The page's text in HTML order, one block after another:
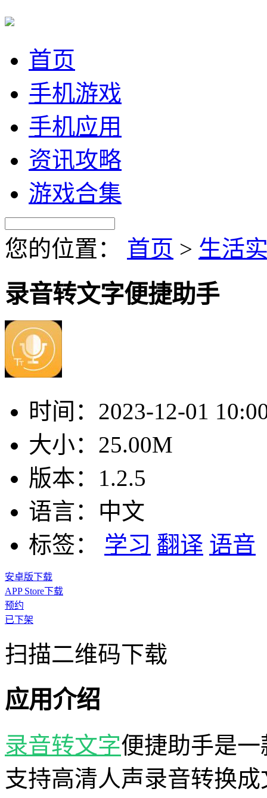
首页
手机游戏
手机应用
资讯攻略
游戏合集
您的位置： 首页 > 生活
录音转文字便捷助手
时间： 2023-12-01
大小： 25.00M
版本： 1.2.5
语言： 中文
标签：
学习 翻译 语音
安卓版下载
APP Store下载
预约
已下架
扫描二维码下载
应用介绍
录音转文字便捷助手是
支持高清人声录音转换